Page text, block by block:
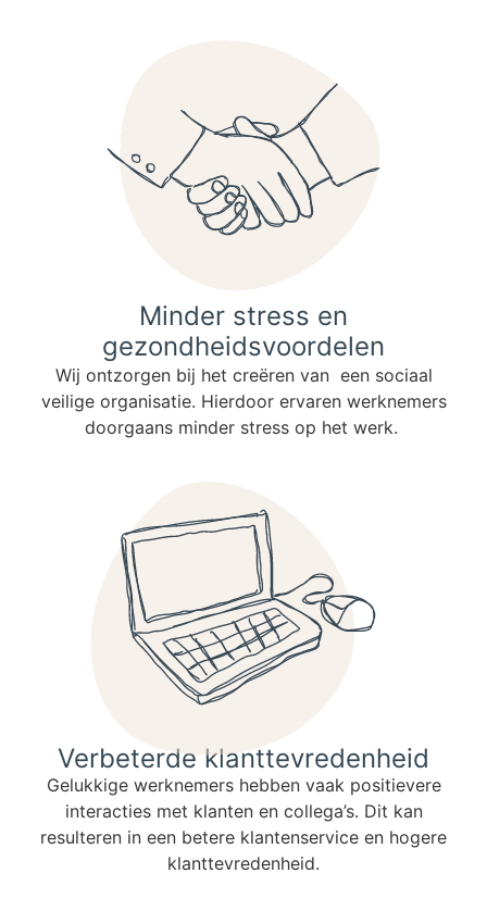
Minder stress en
gezondheidsvoordelen
Wij ontzorgen bij het creëren van een sociaal
veilige organisatie. Hierdoor ervaren werknemers
doorgaans minder stress op het werk.
Verbeterde klanttevredenheid
Gelukkige werknemers hebben vaak positievere
interacties met klanten en collega’s. Dit kan
resulteren in een betere klantenservice en hogere
klanttevredenheid.